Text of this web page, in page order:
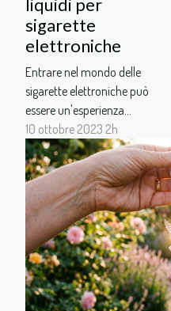
liquidi per
sigarette
elettroniche
Entrare nel mondo delle
sigarette elettroniche può
essere un'esperienza
affascinante e alquanto
complessa. L'avvento delle
nuove tecnologie ha
trasformato la rete di
prodotti di nicotina in un
ecosistema di dispositivi,
liquidi, accessori e varianti
in continua evoluzione. La
tecnologia ha avuto...
10 ottobre 2023 2h